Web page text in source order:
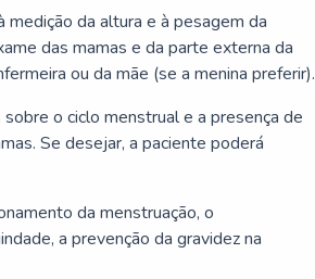
da altura e à pesagem da
das mamas e da parte externa da
ou da mãe (se a menina preferir).
o ciclo menstrual e a presença de
Se desejar, a paciente poderá
da menstruação, o
a prevenção da gravidez na